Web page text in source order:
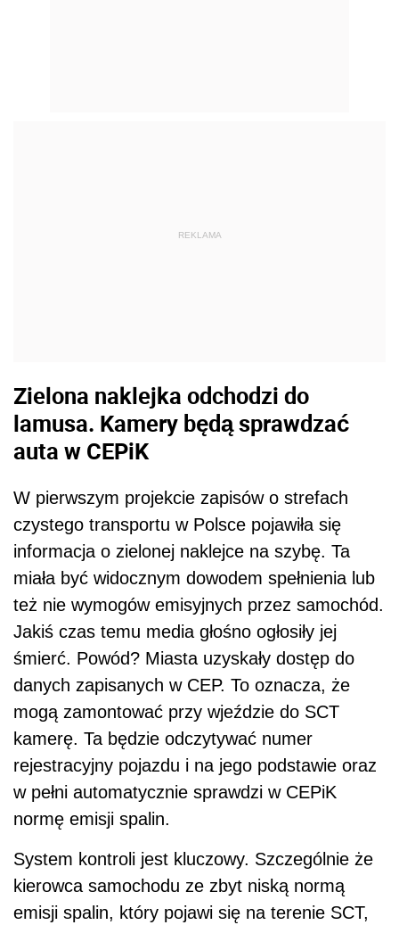
REKLAMA
Zielona naklejka odchodzi do
lamusa. Kamery będą sprawdzać
auta w CEPiK
W pierwszym projekcie zapisów o strefach
czystego transportu w Polsce pojawiła się
informacja o zielonej naklejce na szybę. Ta
miała być widocznym dowodem spełnienia lub
też nie wymogów emisyjnych przez samochód.
Jakiś czas temu media głośno ogłosiły jej
śmierć. Powód? Miasta uzyskały dostęp do
danych zapisanych w CEP. To oznacza, że
mogą zamontować przy wjeździe do SCT
kamerę. Ta będzie odczytywać numer
rejestracyjny pojazdu i na jego podstawie oraz
w pełni automatycznie sprawdzi w CEPiK
normę emisji spalin.
System kontroli jest kluczowy. Szczególnie że
kierowca samochodu ze zbyt niską normą
emisji spalin, który pojawi się na terenie SCT,